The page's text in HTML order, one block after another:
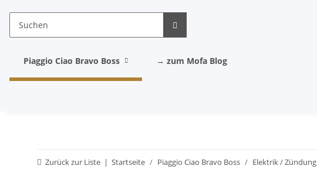
Piaggio Ciao Bravo Boss → zum Mofa Blog
Zurück zur Liste Startseite Piaggio Ciao Bravo Boss Elektrik / Zündung